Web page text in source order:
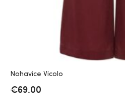
Nohavice Vicolo
€69.00